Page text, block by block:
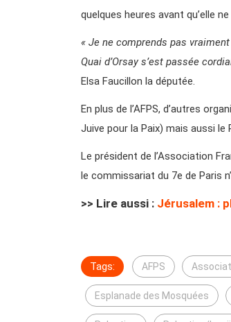
quelques heures avant qu’elle
« Je ne comprends pas
Quai d’Orsay s’est passée
Elsa Faucillon la députée.
En plus de l’AFPS, d’autres
Juive pour la Paix) mais aussi
Le président de l’Association
le commissariat du 7e de Paris
>> Lire aussi : Jérusalem :
Tags: AFPS
Esplanade des Mosquées